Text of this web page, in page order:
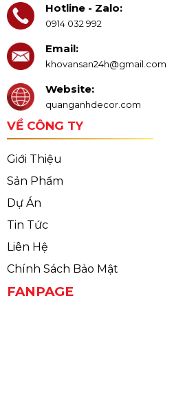
Hotline - Zalo:
0914 032 992
Email:
khovansan24h@gmail.com
Website:
quanganhdecor.com
VỀ CÔNG TY
Giới Thiệu
Sản Phẩm
Dự Án
Tin Tức
Liên Hệ
Chính Sách Bảo Mật
FANPAGE